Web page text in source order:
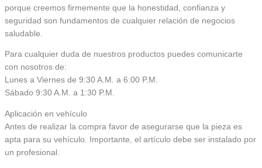
porque creemos firmemente que la honestidad, confianza y
seguridad son fundamentos de cualquier relación de negocios
saludable.
Para cualquier duda de nuestros productos puedes comunicarte
con nosotros de:
Lunes a Viernes de 9:30 A.M. a 6:00 P.M.
Sábado 9:30 A.M. a 1:30 P.M.
Aplicación en vehículo
Antes de realizar la compra favor de asegurarse que la pieza es
apta para su vehículo. Importante, el artículo debe ser instalado por
un profesional.